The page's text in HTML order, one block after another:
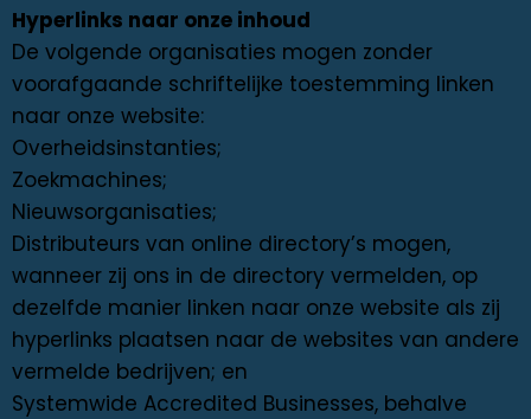
Hyperlinks naar onze inhoud
De volgende organisaties mogen zonder
voorafgaande schriftelijke toestemming linken
naar onze website:
Overheidsinstanties;
Zoekmachines;
Nieuwsorganisaties;
Distributeurs van online directory’s mogen,
wanneer zij ons in de directory vermelden, op
dezelfde manier linken naar onze website als zij
hyperlinks plaatsen naar de websites van andere
vermelde bedrijven; en
Systemwide Accredited Businesses, behalve